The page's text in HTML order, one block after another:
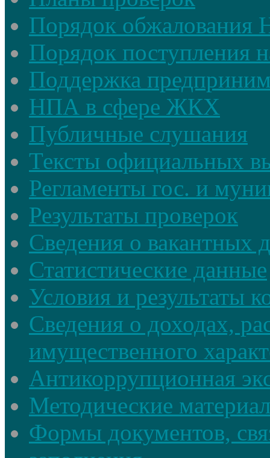
Порядок
Порядок поступления
Поддержка
НПА в сфере ЖКХ
Публичные слушания
Тексты официальных
Регламенты гос. и
Результаты проверок
Сведения о вакантных
Статистические данные
Условия и результаты
Сведения о доходах,
имущественного
Антикоррупционная
Методические
Формы документов,